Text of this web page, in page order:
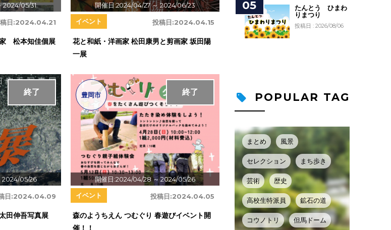
2024/05/31
日:2024.04.21
松本知佳個展
開催日:2024/04/27～ 2024/06/23
投稿日:2024.04.15
イベント
花と和紙・洋画家 松田康男と剪画家 坂田陽
一展
2024/05/26
終了
日:2024.04.09
田伸吾写真展
開催日:2024/04/28～ 2024/05/26
終了
豊岡市
投稿日:2024.04.05
イベント
森のようちえん つむぐり 春遊びイベント開
催！！
たんとう ひまわ
りまつり
投稿日 : 2026/08/06
POPULAR TAG
まとめ 風景
セレクション まち歩き
芸術 歴史
高校生特派員 鉱石の道
コウノトリ 但馬ドーム